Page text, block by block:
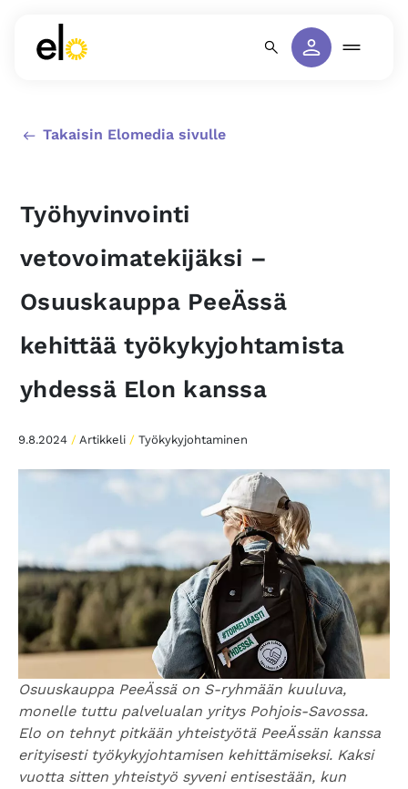
Takaisin Elomedia sivulle
Työhyvinvointi
vetovoimatekijäksi –
Osuuskauppa PeeÄssä
kehittää työkykyjohtamista
yhdessä Elon kanssa
9.8.2024 / Artikkeli / Työkykyjohtaminen
Osuuskauppa PeeÄssä on S-ryhmään kuuluva,
monelle tuttu palvelualan yritys Pohjois-Savossa.
Elo on tehnyt pitkään yhteistyötä PeeÄssän kanssa
erityisesti työkykyjohtamisen kehittämiseksi. Kaksi
vuotta sitten yhteistyö syveni entisestään, kun